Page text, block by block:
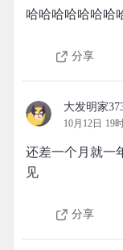
哈哈哈哈哈哈
分享
大发明家
10月12日 19
还差一个月就一
见
分享